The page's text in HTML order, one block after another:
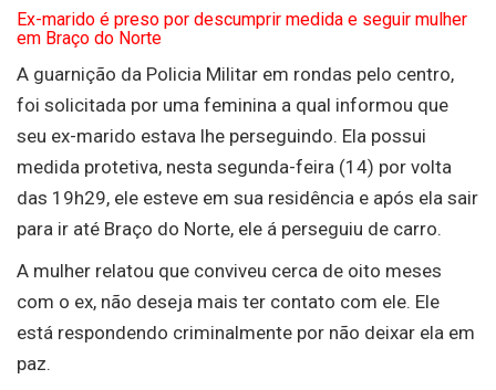
Ex-marido é preso por descumprir medida e seguir mulher
em Braço do Norte
A guarnição da Policia Militar em rondas pelo centro,
foi solicitada por uma feminina a qual informou que
seu ex-marido estava lhe perseguindo. Ela possui
medida protetiva, nesta segunda-feira (14) por volta
das 19h29, ele esteve em sua residência e após ela sair
para ir até Braço do Norte, ele á perseguiu de carro.
A mulher relatou que conviveu cerca de oito meses
com o ex, não deseja mais ter contato com ele. Ele
está respondendo criminalmente por não deixar ela em
paz.